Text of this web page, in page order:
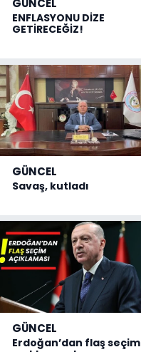
GÜNCEL
ENFLASYONU DİZE
GETİRECEĞİZ!
GÜNCEL
Savaş, kutladı
GÜNCEL
Erdoğan’dan flaş seçim